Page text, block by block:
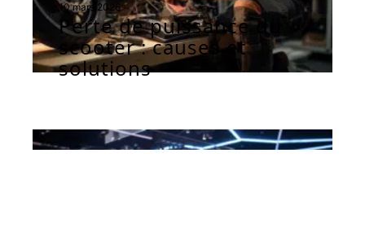
10 mars 2026
Perte de puissance du
scooter : causes et
solutions